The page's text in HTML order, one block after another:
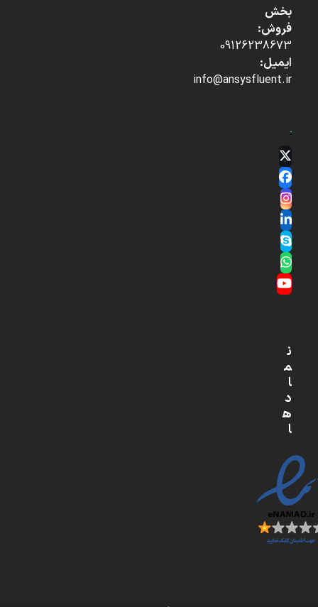
بخش
فروش:
09126238673
ایمیل:
info@ansysfluent.ir
Twitter
(deprecated)
Facebook
Instagram
LinkedIn
Skype
Whatsapp
YouTube
ن
م
ا
د
ه
ا